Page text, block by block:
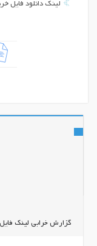
لینک دانلود فایل
گزارش خرابی لینک فایل